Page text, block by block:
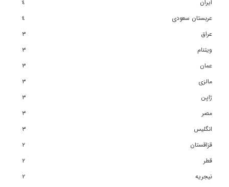
ایران
٤
عربستان سعودی
٤
عراق
٣
ویتنام
٣
عمان
٣
مالزی
٣
ژاپن
٣
مصر
٣
انگلیس
٣
قزاقستان
٢
قطر
٢
نیجریه
٢